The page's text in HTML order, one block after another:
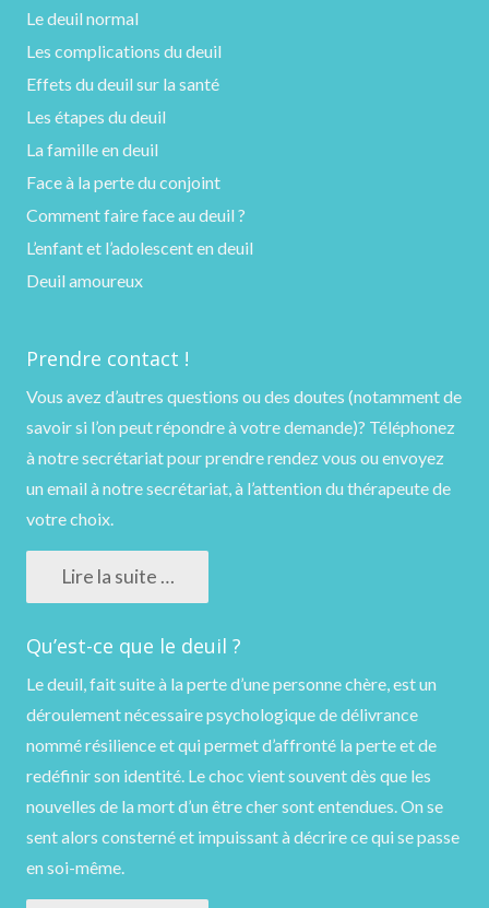
Le deuil normal
Les complications du deuil
Effets du deuil sur la santé
Les étapes du deuil
La famille en deuil
Face à la perte du conjoint
Comment faire face au deuil ?
L’enfant et l’adolescent en deuil
Deuil amoureux
Prendre contact !
Vous avez d’autres questions ou des doutes (notamment de
savoir si l’on peut répondre à votre demande)? Téléphonez
à notre secrétariat pour prendre rendez vous ou envoyez
un email à notre secrétariat, à l’attention du thérapeute de
votre choix.
Lire la suite …
Qu’est-ce que le deuil ?
Le deuil, fait suite à la perte d’une personne chère, est un
déroulement nécessaire psychologique de délivrance
nommé résilience et qui permet d’affronté la perte et de
redéfinir son identité. Le choc vient souvent dès que les
nouvelles de la mort d’un être cher sont entendues. On se
sent alors consterné et impuissant à décrire ce qui se passe
en soi-même.